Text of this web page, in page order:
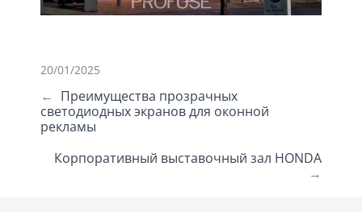
20/01/2025
← Преимущества прозрачных
светодиодных экранов для оконной
рекламы
Корпоративный выставочный зал HONDA
→